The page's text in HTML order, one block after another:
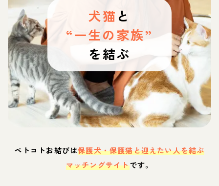
犬猫 と
“一生の家族”
を結ぶ
ペトコトお結びは保護犬・保護猫と迎えたい人を結ぶ
マッチングサイトです。